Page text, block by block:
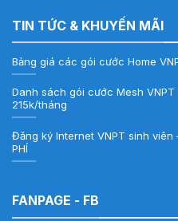
TIN TỨC & KHUYẾN MÃI
Bảng giá các gói cước Home
Danh sách gói cước Mesh
215k/tháng
Đăng ký Internet VNPT sinh viên
PHÍ
FANPAGE - FB